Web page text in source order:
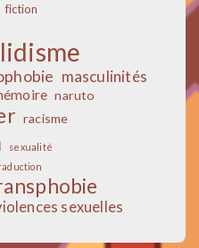
fiction
masculinités
naruto
racisme
sexualité
sexuelles